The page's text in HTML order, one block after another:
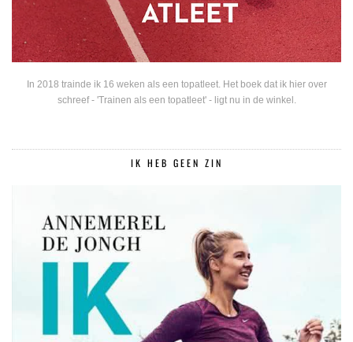
In 2018 trainde ik 16 weken als een topatleet. Het boek dat ik hier over
schreef - 'Trainen als een topatleet' - ligt nu in de winkel.
IK HEB GEEN ZIN